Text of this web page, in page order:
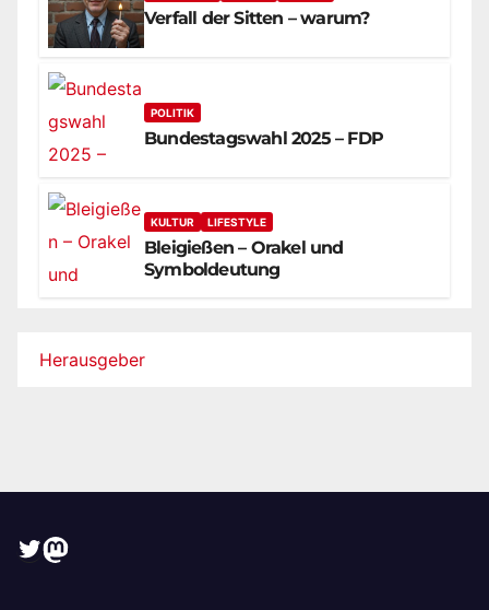
Verfall der Sitten – warum?
POLITIK
Bundestagswahl 2025 – FDP
KULTUR LIFESTYLE
Bleigießen – Orakel und
Symboldeutung
Herausgeber
Twitter
Mastodon